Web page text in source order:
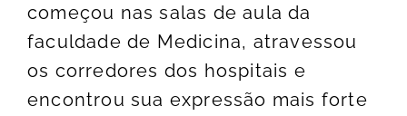
começou nas salas de aula da
faculdade de Medicina, atravessou
os corredores dos hospitais e
encontrou sua expressão mais forte